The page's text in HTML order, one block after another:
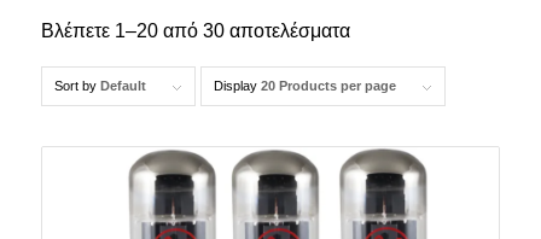
Βλέπετε 1–20 από 30 αποτελέσματα
Sort by Default Display 20 Products per page